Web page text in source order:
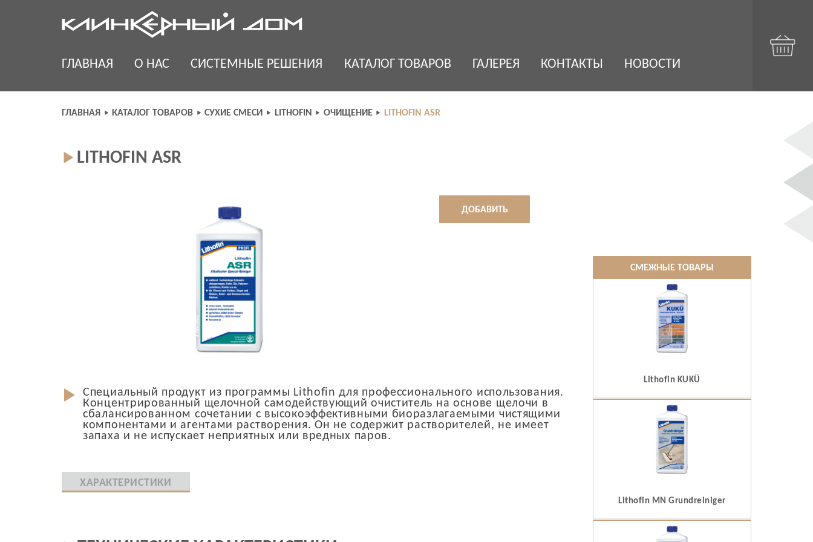
ГЛАВНАЯ О НАС СИСТЕМНЫЕ РЕШЕНИЯ КАТАЛОГ ТОВАРОВ ГАЛЕРЕЯ КОНТАКТЫ НОВОСТИ
ГЛАВНАЯ КАТАЛОГ ТОВАРОВ СУХИЕ СМЕСИ LITHOFIN ОЧИЩЕНИЕ LITHOFIN ASR
LITHOFIN ASR
ДОБАВИТЬ
Специальный продукт из программы Lithofin для профессионального использования.
Концентрированный щелочной самодействующий очиститель на основе щелочи в
сбалансированном сочетании с высокоэффективными биоразлагаемыми чистящими
компонентами и агентами растворения. Он не содержит растворителей, не имеет
запаха и не испускает неприятных или вредных паров.
ХАРАКТЕРИСТИКИ
СМЕЖНЫЕ ТОВАРЫ
Lithofin KUKÜ
Lithofin MN Grundreiniger